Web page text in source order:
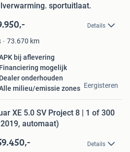
sportuitlaat.
Details
73.670 km
bij aflevering
Financiering mogelijk
Dealer onderhouden
milieu/emissie zones Eergisteren
XE 5.0 SV Project 8 | 1 of 300
2019, automaat)
Details